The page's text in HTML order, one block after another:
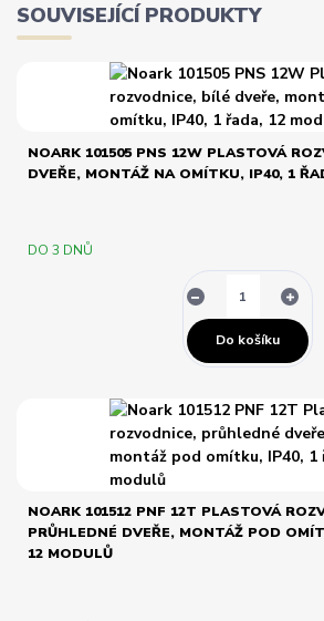
SOUVISEJÍCÍ PRODUKTY
NOARK 101505 PNS 12W PLASTOVÁ
DVEŘE, MONTÁŽ NA OMÍTKU, IP40, 1
DO 3 DNŮ
Do košíku
NOARK 101512 PNF 12T PLASTOVÁ
PRŮHLEDNÉ DVEŘE, MONTÁŽ POD
12 MODULŮ